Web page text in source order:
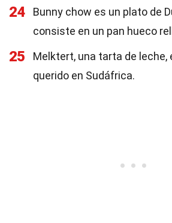
24
Bunny chow es un plato de
consiste en un pan hueco
25
Melktert, una tarta de leche,
querido en Sudáfrica.